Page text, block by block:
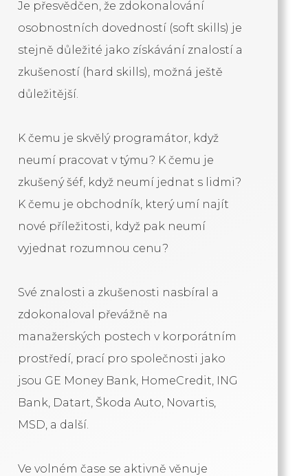
Je přesvědčen, že zdokonalování
osobnostních dovedností (soft skills) je
stejně důležité jako získávání znalostí a
zkušeností (hard skills), možná ještě
důležitější.
K čemu je skvělý programátor, když
neumí pracovat v týmu? K čemu je
zkušený šéf, když neumí jednat s lidmi?
K čemu je obchodník, který umí najít
nové příležitosti, když pak neumí
vyjednat rozumnou cenu?
Své znalosti a zkušenosti nasbíral a
zdokonaloval převážně na
manažerských postech v korporátním
prostředí, prací pro společnosti jako
jsou GE Money Bank, HomeCredit, ING
Bank, Datart, Škoda Auto, Novartis,
MSD, a další.
Ve volném čase se aktivně věnuje